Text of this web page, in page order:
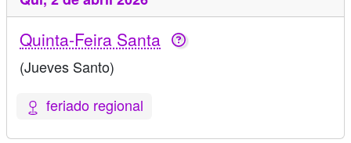
Quinta-Feira Santa
(Jueves Santo)
feriado regional